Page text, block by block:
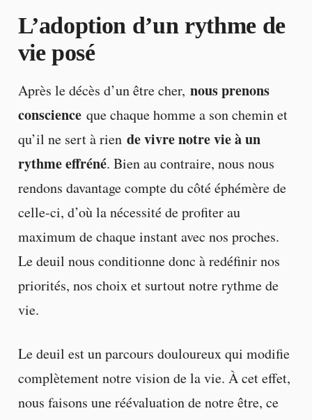
L’adoption d’un rythme de
vie posé
Après le décès d’un être cher, nous prenons
conscienceque chaque homme a son chemin et
qu’il ne sert à rien de vivre notre vie à un
rythme effréné. Bien au contraire, nous nous
rendons davantage compte du côté éphémère de
celle-ci, d’où la nécessité de profiter au
maximum de chaque instant avec nos proches.
Le deuil nous conditionne donc à redéfinir nos
priorités, nos choix et surtout notre rythme de
vie.
Le deuil est un parcours douloureux qui modifie
complètement notre vision de la vie. À cet effet,
nous faisons une réévaluation de notre être, ce